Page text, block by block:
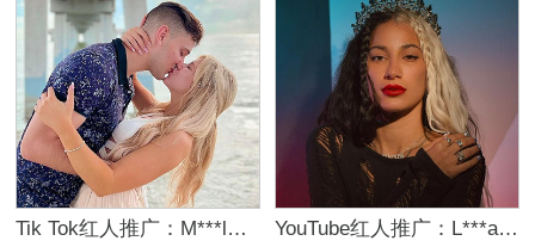
Tik Tok红人推广：M***l｜美国 生活娱乐 YouTube红人推广：L***a｜美国 音乐娱乐